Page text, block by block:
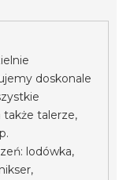
doskonale
także talerze,
lodówka,